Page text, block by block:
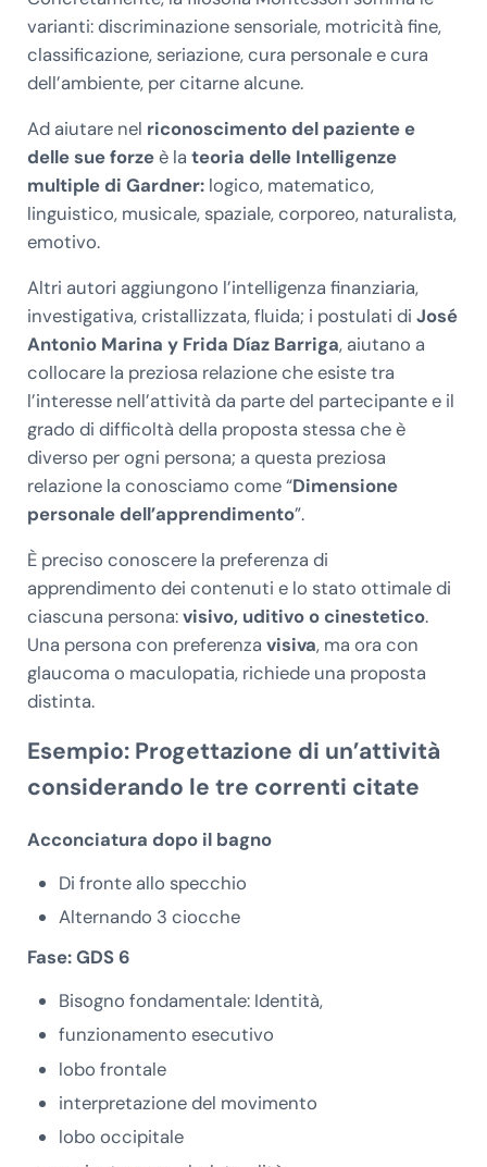
varianti: discriminazione sensoriale, motricità fine,
classificazione, seriazione, cura personale e cura
dell’ambiente, per citarne alcune.
Ad aiutare nel riconoscimento del paziente e
delle sue forzeè la teoria delle Intelligenze
multiple di Gardner: logico, matematico,
linguistico, musicale, spaziale, corporeo, naturalista,
emotivo.
Altri autori aggiungono l’intelligenza finanziaria,
investigativa, cristallizzata, fluida; i postulati di José
Antonio Marina y Frida Díaz Barriga, aiutano a
collocare la preziosa relazione che esiste tra
l’interesse nell’attività da parte del partecipante e il
grado di difficoltà della proposta stessa che è
diverso per ogni persona; a questa preziosa
relazione la conosciamo come “Dimensione
personale dell’apprendimento”.
È preciso conoscere la preferenza di
apprendimento dei contenuti e lo stato ottimale di
ciascuna persona:visivo, uditivo o cinestetico.
Una persona con preferenza visiva, ma ora con
glaucoma o maculopatia, richiede una proposta
distinta.
Esempio: Progettazione di un’attività
considerando le tre correnti citate
Acconciatura dopo il bagno
Di fronte allo specchio
Alternando 3 ciocche
Fase: GDS 6
Bisogno fondamentale: Identità,
funzionamento esecutivo
lobo frontale
interpretazione del movimento
lobo occipitale